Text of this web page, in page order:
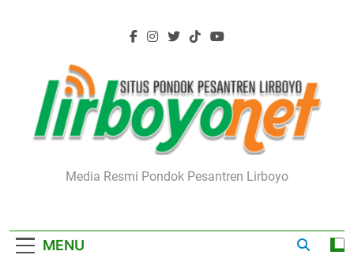
Lirboyo.net
Media Resmi Pondok Pesantren Lirboyo
MENU